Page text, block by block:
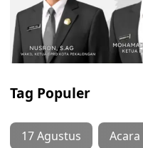
Tag Populer
17 Agustus